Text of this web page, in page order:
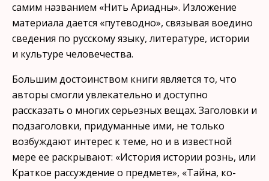
самим названием «Нить Ариадны». Изложение
материала дается «путеводно», связывая воедино
сведения по русскому языку, литературе, истории
и культуре чело­вечества.
Большим достоинством книги является то, что
авторы смогли увлекательно и доступно
рассказать о многих серьезных вещах. За­головки и
подзаголовки, придуманные ими, не только
возбуждают интерес к теме, но и в известной
мере ее раскрывают: «История истории рознь, или
Краткое рассуждение о предмете», «Тайна, ко­